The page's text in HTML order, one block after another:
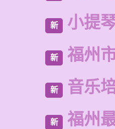
新 小提
新 福州
新 音乐
新 福州